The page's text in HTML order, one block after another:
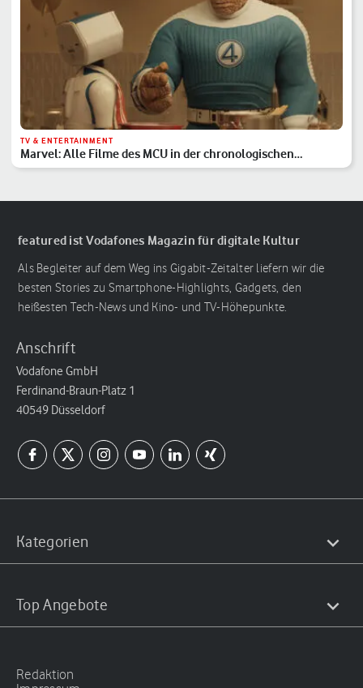
TV & ENTERTAINMENT
Marvel: Alle Filme des MCU in der chronologischen
Reihenfolge
featured ist Vodafones Magazin für digitale Kultur
Als Begleiter auf dem Weg ins Gigabit-Zeitalter liefern wir die
besten Stories zu Smartphone-Highlights, Gadgets, den
heißesten Tech-News und Kino- und TV-Höhepunkte.
Anschrift
Vodafone GmbH
Ferdinand-Braun-Platz 1
40549 Düsseldorf
Kategorien
Top Angebote
Redaktion